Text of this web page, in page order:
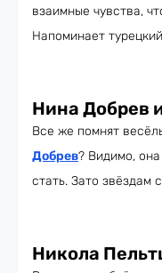
взаимные чувства,
Напоминает
Нина Добрев
Все же помнят
Добрев? Видимо,
стать. Зато звёздам
Никола